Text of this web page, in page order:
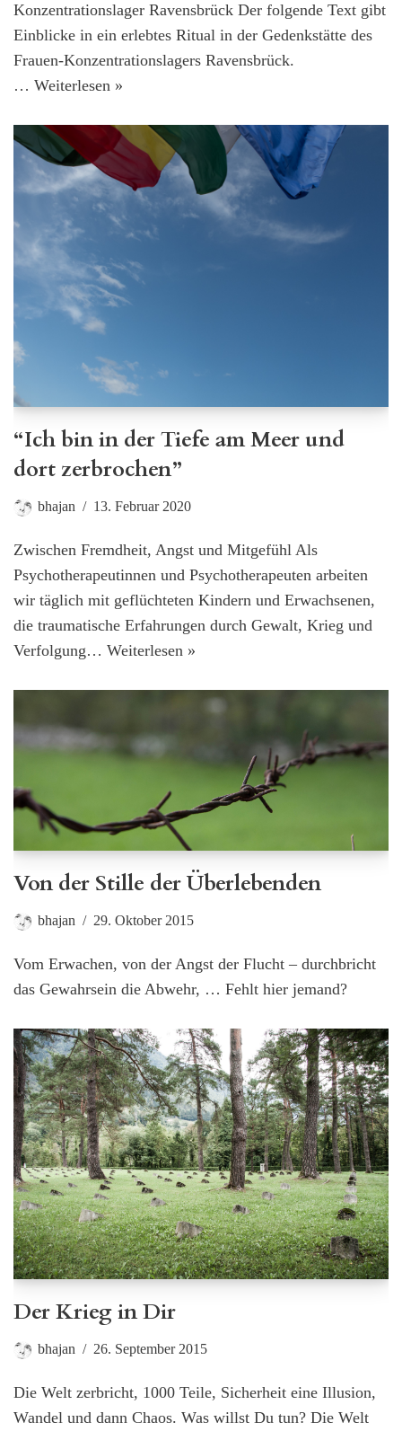
Konzentrationslager Ravensbrück Der folgende Text gibt
Einblicke in ein erlebtes Ritual in der Gedenkstätte des
Frauen-Konzentrationslagers Ravensbrück.
… Weiterlesen »
“Ich bin in der Tiefe am Meer und
dort zerbrochen”
bhajan 13. Februar 2020
Zwischen Fremdheit, Angst und Mitgefühl Als
Psychotherapeutinnen und Psychotherapeuten arbeiten
wir täglich mit geflüchteten Kindern und Erwachsenen,
die traumatische Erfahrungen durch Gewalt, Krieg und
Verfolgung… Weiterlesen »
Von der Stille der Überlebenden
bhajan 29. Oktober 2015
Vom Erwachen, von der Angst der Flucht – durchbricht
das Gewahrsein die Abwehr, … Fehlt hier jemand?
Der Krieg in Dir
bhajan 26. September 2015
Die Welt zerbricht, 1000 Teile, Sicherheit eine Illusion,
Wandel und dann Chaos. Was willst Du tun? Die Welt